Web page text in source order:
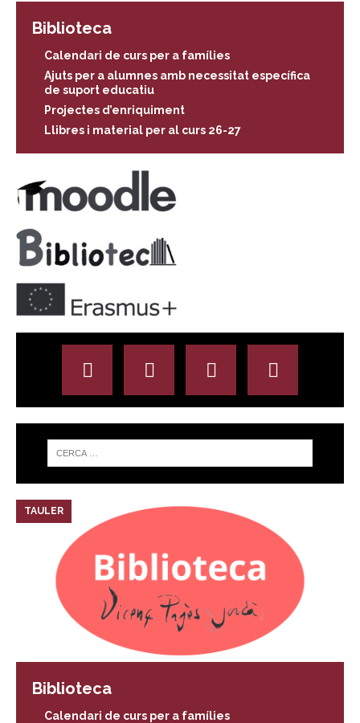
Biblioteca
Calendari de curs per a famílies
Ajuts per a alumnes amb necessitat específica
de suport educatiu
Projectes d’enriquiment
Llibres i material per al curs 26-27
TAULER
Biblioteca
Calendari de curs per a famílies